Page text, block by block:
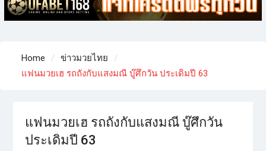
Home
ข่าวมวยไทย
แฟนมวยเฮ รถถังกับแสงมณี บู๊ศึกวัน ประเดิมปี 63
แฟนมวยเฮ รถถังกับแสงมณี บู๊ศึกวัน
ประเดิมปี 63